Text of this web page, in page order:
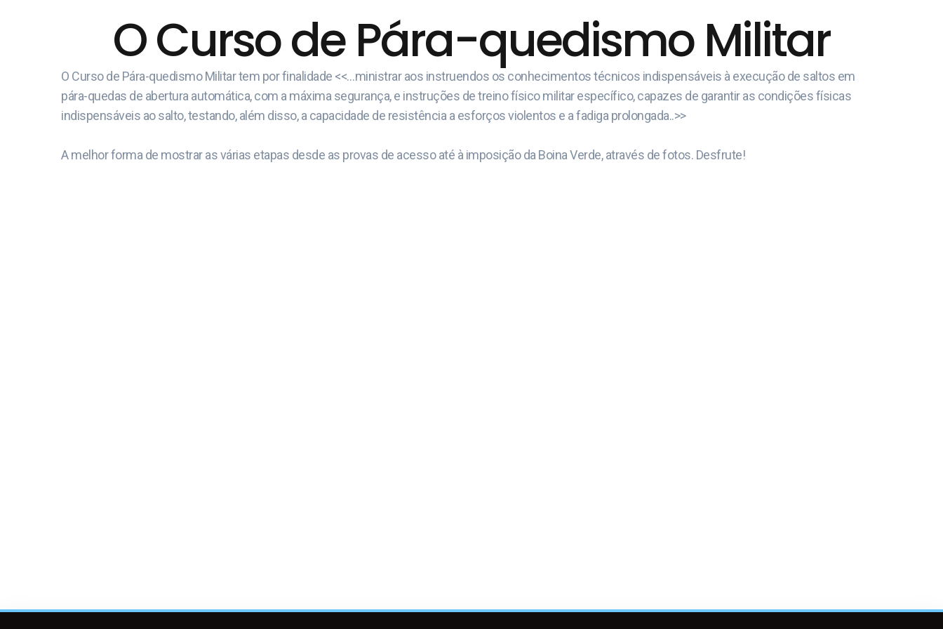
O Curso de Pára-quedismo Militar
O Curso de Pára-quedismo Militar tem por finalidade <<…ministrar aos instruendos os conhecimentos técnicos indispensáveis à execução de saltos em
pára-quedas de abertura automática, com a máxima segurança, e instruções de treino físico militar específico, capazes de garantir as condições físicas
indispensáveis ao salto, testando, além disso, a capacidade de resistência a esforços violentos e a fadiga prolongada..>>
A melhor forma de mostrar as várias etapas desde as provas de acesso até à imposição da Boina Verde, através de fotos. Desfrute!